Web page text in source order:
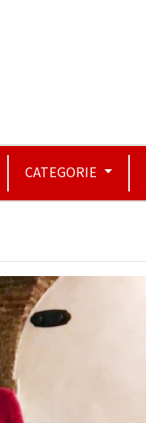
CATEGORIE